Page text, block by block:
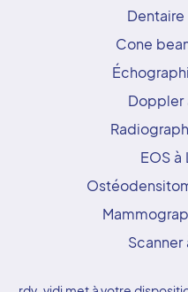
Dentaire
Cone
Doppler
EOS à
Scanner